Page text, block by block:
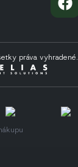
práva vyhradené.